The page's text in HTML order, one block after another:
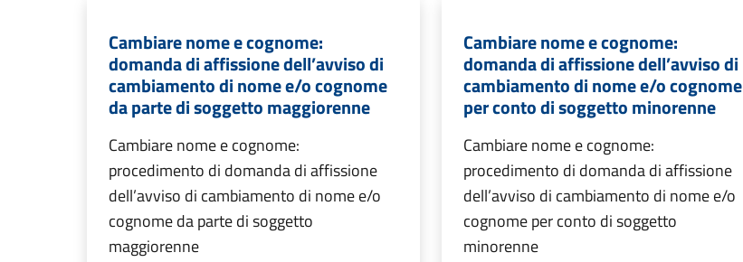
Cambiare nome e cognome:
domanda di affissione dell’avviso di
cambiamento di nome e/o cognome
da parte di soggetto maggiorenne
Cambiare nome e cognome:
procedimento di domanda di affissione
dell’avviso di cambiamento di nome e/o
cognome da parte di soggetto
maggiorenne
Cambiare nome e cognome:
domanda di affissione dell’avviso di
cambiamento di nome e/o cognome
per conto di soggetto minorenne
Cambiare nome e cognome:
procedimento di domanda di affissione
dell’avviso di cambiamento di nome e/o
cognome per conto di soggetto
minorenne